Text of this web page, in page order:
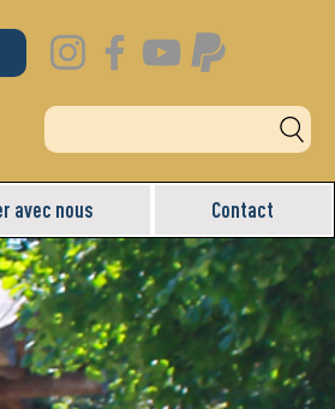
avec nous Contact